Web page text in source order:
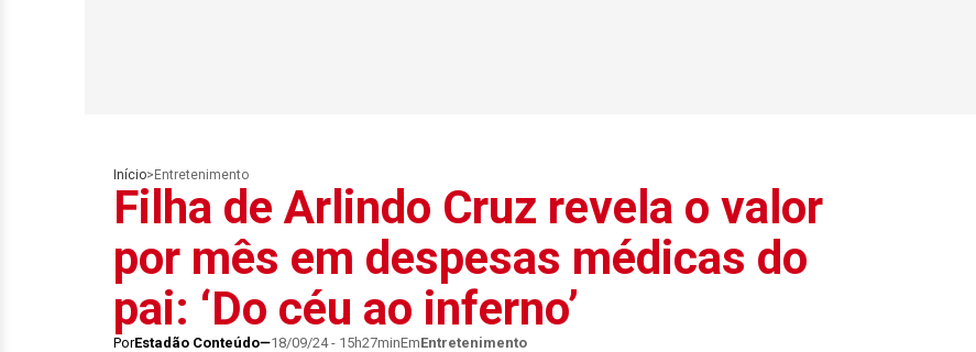
Início> Entretenimento
Filha de Arlindo Cruz revela o valor
por mês em despesas médicas do
pai: ‘Do céu ao inferno’
PorEstadão Conteúdo 18/09/24 - 15h27minEmEntretenimento